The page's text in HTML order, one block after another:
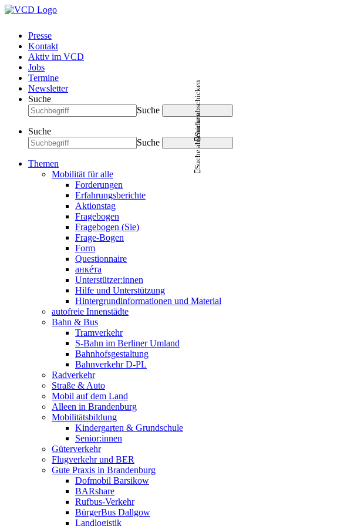
Presse
Kontakt
Aktiv im VCD
Jobs
Termine
Newsletter
Suche
Suche
Suche abschicken
Suche
Suche
Suche abschicken
Themen
Mobilität für alle
Forderungen
Erfahrungsberichte
Aktionstag
Fragebogen
Fragebogen (Sie)
Frage-Bogen
Form
Questionnaire
анкéта
Unterstützer:innen
Hilfe und Unterstützung
Hintergrundinformationen und Material
autofreie Innenstädte
Bahn & Bus
Tramverkehr
S-Bahn im Berliner Umland
Bahnhofsgestaltung
Bahnverkehr D-PL
Radverkehr
Straße & Auto
Mobil auf dem Land
Alleen in Brandenburg
Mobilitätsbildung
Kindergarten & Grundschule
Senior:innen
Güterverkehr
Flugverkehr und BER
Gute Praxis in Brandenburg
Dofmobil Barsikow
BARshare
Rufbus-Verkehr
BürgerBus Dallgow
Landlogistik